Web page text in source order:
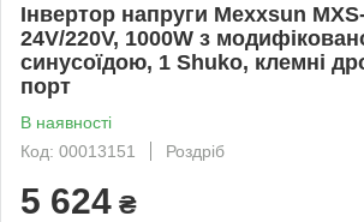
Інвертор напруги Mexxsun
24V/220V, 1000W з
синусоїдою, 1 Shuko, клемні
порт
В наявності
Код: 00013151
Роздріб
5 624 ₴